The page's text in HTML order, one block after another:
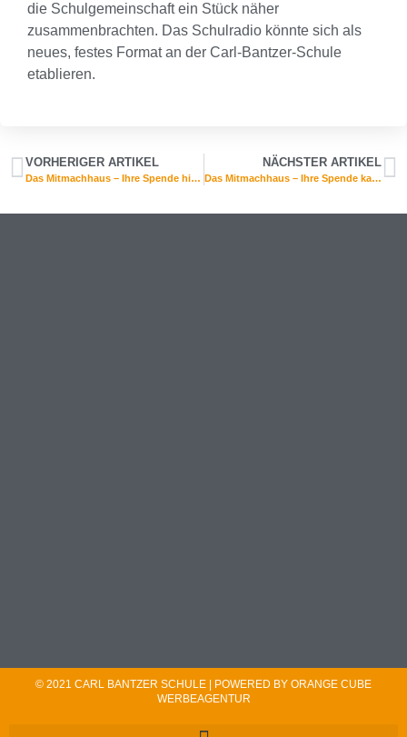
die Schulgemeinschaft ein Stück näher
zusammenbrachten. Das Schulradio könnte sich als
neues, festes Format an der Carl-Bantzer-Schule
etablieren.
VORHERIGER ARTIKEL
Das Mitmachhaus – Ihre Spende hilft!
NÄCHSTER ARTIKEL
Das Mitmachhaus – Ihre Spende kann helfen!
© 2021 CARL BANTZER SCHULE | POWERED BY ORANGE CUBE
WERBEAGENTUR